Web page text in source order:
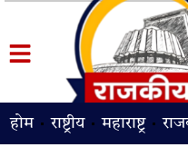
होम राष्ट्रीय महाराष्ट्र